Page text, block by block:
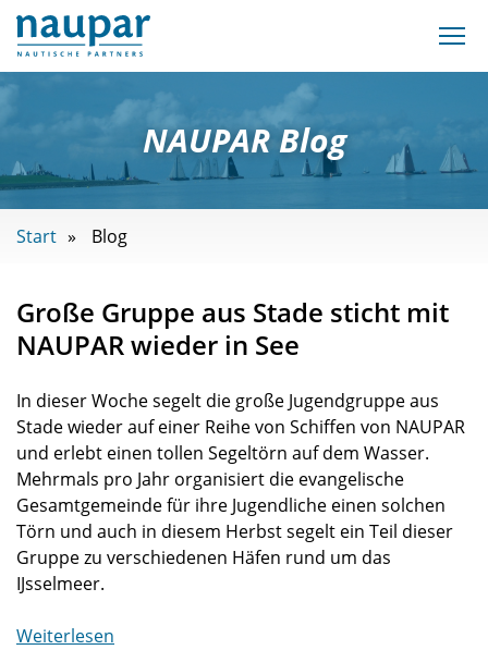
NAUPAR Blog
Start Blog
Große Gruppe aus Stade sticht mit
NAUPAR wieder in See
In dieser Woche segelt die große Jugendgruppe aus
Stade wieder auf einer Reihe von Schiffen von NAUPAR
und erlebt einen tollen Segeltörn auf dem Wasser.
Mehrmals pro Jahr organisiert die evangelische
Gesamtgemeinde für ihre Jugendliche einen solchen
Törn und auch in diesem Herbst segelt ein Teil dieser
Gruppe zu verschiedenen Häfen rund um das
IJsselmeer.
Weiterlesen